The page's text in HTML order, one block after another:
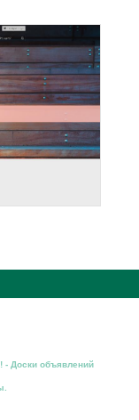
- Доски объявлений